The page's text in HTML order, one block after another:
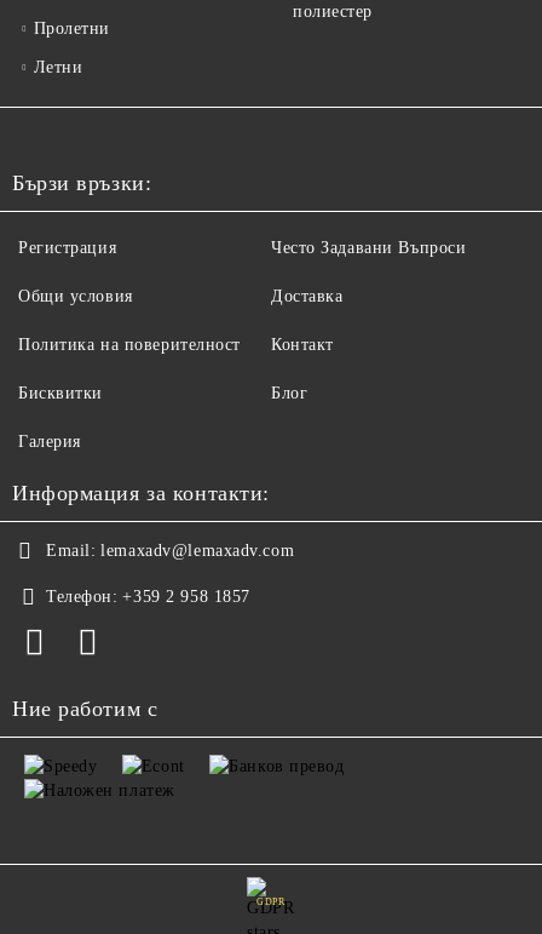
Пролетни
Летни
полиестер
Бързи връзки:
Регистрация
Общи условия
Политика на поверителност
Бисквитки
Често Задавани Въпроси
Доставка
Контакт
Блог
Галерия
Информация за контакти:
Email: lemaxadv@lemaxadv.com
Телефон: +359 2 958 1857
Ние работим с
GDPR